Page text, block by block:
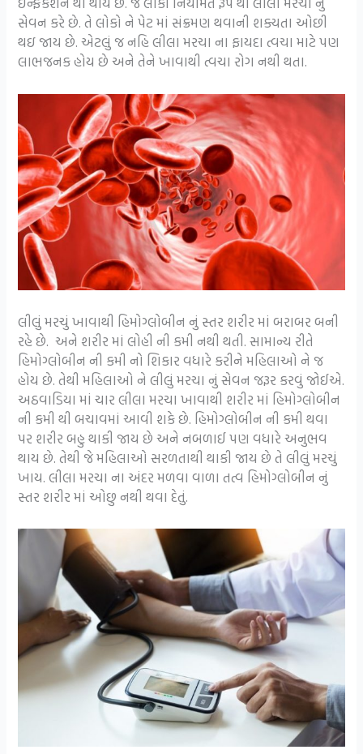
સેવન કરે છે. તે લોકો ને પેટ માં સંક્રમણ થવાની શક્યતા ઓછી
થઇ જાય છે. એટલું જ નહિ લીલા મરચા ના ફાયદા ત્વચા માટે પણ
લાભજનક હોય છે અને તેને ખાવાથી ત્વચા રોગ નથી થતા.
લીલું મરચું ખાવાથી હિમોગ્લોબીન નું સ્તર શરીર માં બરાબર બની
રહે છે. અને શરીર માં લોહી ની કમી નથી થતી. સામાન્ય રીતે
હિમોગ્લોબીન ની કમી નો શિકાર વધારે કરીને મહિલાઓ ને જ
હોય છે. તેથી મહિલાઓ ને લીલું મરચા નું સેવન જરૂર કરવું જોઈએ.
અઠવાડિયા માં ચાર લીલા મરચા ખાવાથી શરીર માં હિમોગ્લોબીન
ની કમી થી બચાવમાં આવી શકે છે. હિમોગ્લોબીન ની કમી થવા
પર શરીર બહુ થાકી જાય છે અને નબળાઈ પણ વધારે અનુભવ
થાય છે. તેથી જે મહિલાઓ સરળતાથી થાકી જાય છે તે લીલું મરચું
ખાય. લીલા મરચા ના અંદર મળવા વાળા તત્વ હિમોગ્લોબીન નું
સ્તર શરીર માં ઓછુ નથી થવા દેતું.